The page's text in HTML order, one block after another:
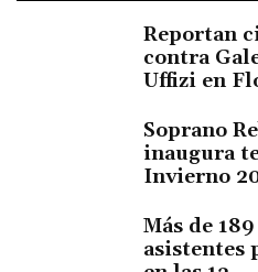
Reportan
contra
Uffizi en
Soprano
inaugura
Invierno
Más de
asistentes